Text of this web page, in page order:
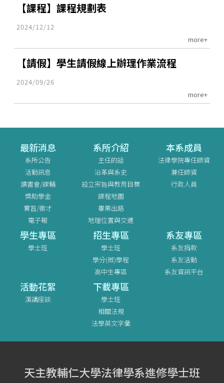
【課程】課程規劃表
2024/12/12
more+
【請假】學生請假線上辦理作業流程
2024/09/26
more+
最新消息
系所公告
活動訊息
讀書會/課輔
獎助學金
實習/徵才
電子報
系所介紹
主任的話
沿革與系史
設立宗旨與教育目標
課程地圖
畢業出路
地理位置與交通
本系成員
法律學院專任師資
兼任師資
行政人員
學生專區
學士班
招生專區
學士班
學分(微)學程
高中生專區
系友專區
系友捐款
系友活動
系友資訊平台
活動花絮
演講座談
下載專區
學士班
相關法規
法學英文字彙
天主教輔仁大學法律學系進修學士班